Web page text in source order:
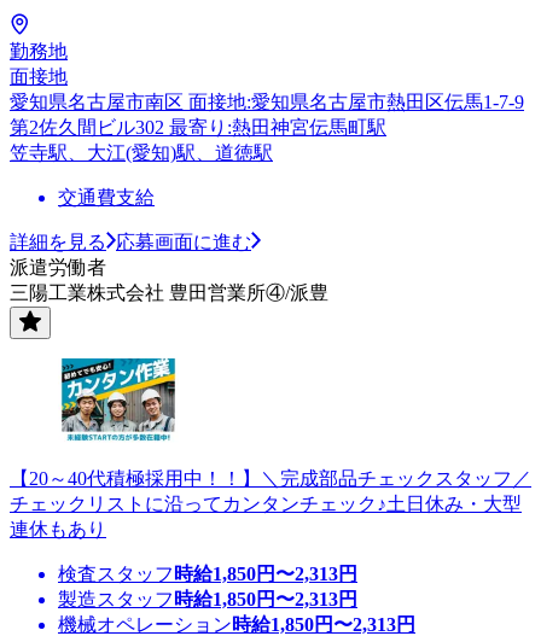
勤務地
面接地
愛知県名古屋市南区 面接地:愛知県名古屋市熱田区伝馬1-7-9
第2佐久間ビル302 最寄り:熱田神宮伝馬町駅
笠寺駅、大江(愛知)駅、道徳駅
交通費支給
詳細を見る
応募画面に進む
派遣労働者
三陽工業株式会社 豊田営業所④/派豊
【20～40代積極採用中！！】＼完成部品チェックスタッフ／
チェックリストに沿ってカンタンチェック♪土日休み・大型
連休もあり
検査スタッフ 時給1,850円〜2,313円
製造スタッフ 時給1,850円〜2,313円
機械オペレーション時給1,850円〜2,313円